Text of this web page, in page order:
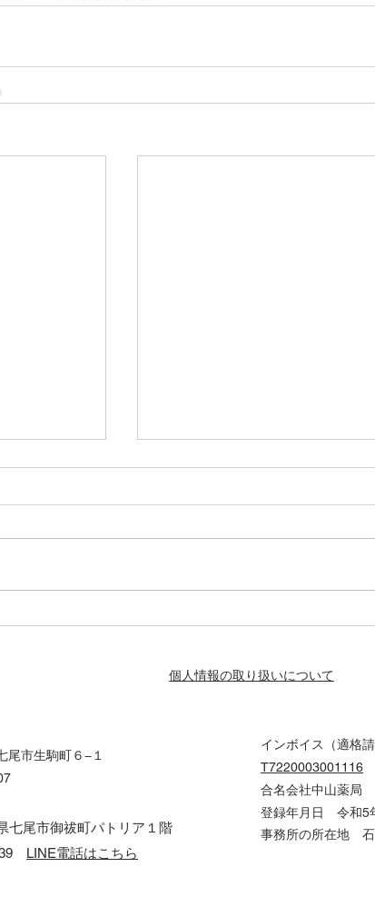
🌞
個人情報の取り扱いについて
尾市生駒町６−１
尾市御祓町パトリア１階
LINE電話はこちら
インボイス（適格
T7220003001116
合名会社中山薬局
登録年月日 令和5
事務所の所在地 石